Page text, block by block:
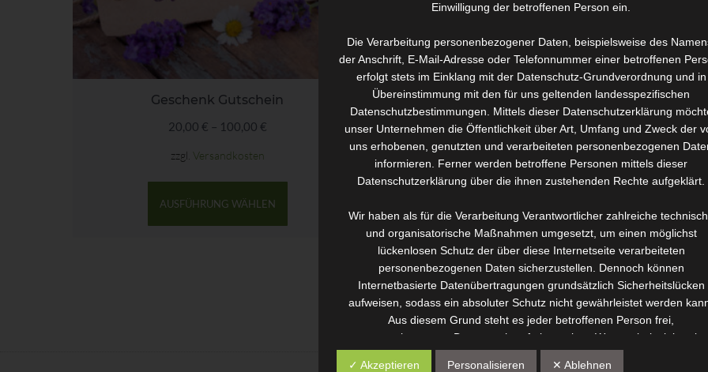
Geschenk Gutschein
20,00 € – 100,00 €
zzgl. Versandkosten
AUSFÜHRUNG WÄHLEN
Einwilligung der betroffenen Person ein.
Die Verarbeitung personenbezogener Daten, beispielsweise des
der Anschrift, E-Mail-Adresse oder Telefonnummer einer betroffenen
erfolgt stets im Einklang mit der Datenschutz-Grundverordnung und in
Übereinstimmung mit den für uns geltenden landesspezifischen
Datenschutzbestimmungen. Mittels dieser Datenschutzerklärung
unser Unternehmen die Öffentlichkeit über Art, Umfang und Zweck der
uns erhobenen, genutzten und verarbeiteten personenbezogenen
informieren. Ferner werden betroffene Personen mittels dieser
Datenschutzerklärung über die ihnen zustehenden Rechte aufgeklärt.
Wir haben als für die Verarbeitung Verantwortlicher zahlreiche
und organisatorische Maßnahmen umgesetzt, um einen möglichst
lückenlosen Schutz der über diese Internetseite verarbeiteten
personenbezogenen Daten sicherzustellen. Dennoch können
Internetbasierte Datenübertragungen grundsätzlich Sicherheitslücken
aufweisen, sodass ein absoluter Schutz nicht gewährleistet werden
Aus diesem Grund steht es jeder betroffenen Person frei,
personenbezogene Daten auch auf alternativen Wegen, beispielsweise
✓ Akzeptieren Personalisieren ✕ Ablehnen